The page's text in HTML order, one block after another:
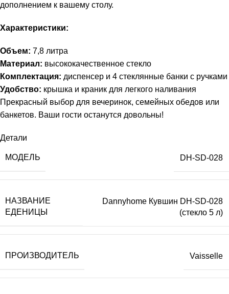
дополнением к вашему столу.
Характеристики:
Объем: 7,8 литра
Материал: высококачественное стекло
Комплектация: диспенсер и 4 стеклянные банки с ручками
Удобство: крышка и краник для легкого наливания
Прекрасный выбор для вечеринок, семейных обедов или
банкетов. Ваши гости останутся довольны!
Детали
МОДЕЛЬ DH-SD-028
НАЗВАНИЕ
ЕДЕНИЦЫ
Dannyhome Кувшин DH-SD-028
(стекло 5 л)
ПРОИЗВОДИТЕЛЬ Vaisselle